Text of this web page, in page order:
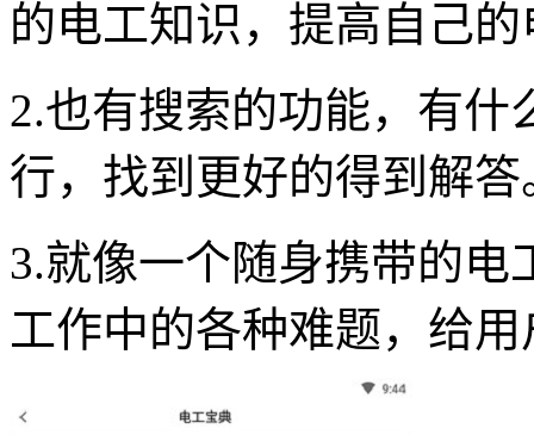
的电工知识，提高自己
2.也有搜索的功能，有什
行，找到更好的得到解答
3.就像一个随身携带的
工作中的各种难题，给